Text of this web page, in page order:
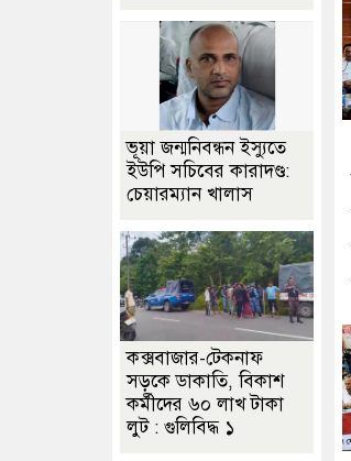
ভূয়া জন্মনিবন্ধন ইস্যুতে
ইউপি সচিবের কারাদণ্ড:
চেয়ারম্যান খালাস
কক্সবাজার-টেকনাফ
সড়কে ডাকাতি, বিকাশ
কর্মীদের ৬০ লাখ টাকা
লুট : গুলিবিদ্ধ ১